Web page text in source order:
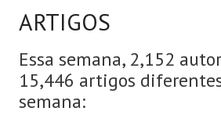
ARTIGOS
Essa semana, 2,152
15,446 artigos
semana: